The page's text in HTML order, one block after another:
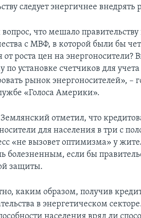
следует энергичнее
что мешало
с МВФ, в которой были бы
от роста цен на энергоносители?
по установке счетчиков для
рынок энергоносителей», –
«Голоса Америки».
отметил, что
для населения в три с
«не вызовет оптимизма» у
болезненным, если бы
защиты.
каким образом, получив
в энергетическом